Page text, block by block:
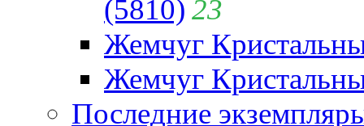
(5810) 23
Жемчуг
Жемчуг
Последние